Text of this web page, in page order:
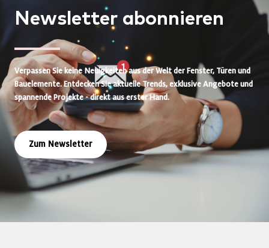
Newsletter abonnieren
Verpassen Sie keine Neuigkeiten aus der Welt der Fenster, Türen und
Bauelemente. Entdecken Sie aktuelle Trends, exklusive Angebote und
spannende Projekte - direkt aus erster Hand.
Zum Newsletter